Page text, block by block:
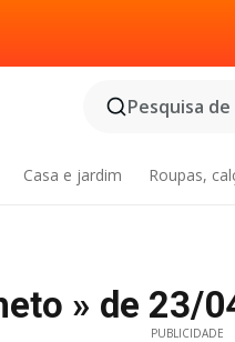
Pesquisa
Casa e jardim Roupas,
» de 23/
PUBLICIDADE